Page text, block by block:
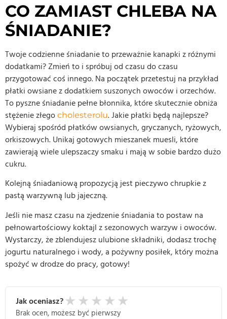
CO ZAMIAST CHLEBA NA
ŚNIADANIE?
Twoje codzienne śniadanie to przeważnie kanapki z różnymi
dodatkami? Zmień to i spróbuj od czasu do czasu
przygotować coś innego. Na początek przetestuj na przykład
płatki owsiane z dodatkiem suszonych owoców i orzechów.
To pyszne śniadanie pełne błonnika, które skutecznie obniża
stężenie złego cholesterolu. Jakie płatki będą najlepsze?
Wybieraj spośród płatków owsianych, gryczanych, ryżowych,
orkiszowych. Unikaj gotowych mieszanek muesli, które
zawierają wiele ulepszaczy smaku i mają w sobie bardzo dużo
cukru.
Kolejną śniadaniową propozycją jest pieczywo chrupkie z
pastą warzywną lub jajeczną.
Jeśli nie masz czasu na zjedzenie śniadania to postaw na
pełnowartościowy koktajl z sezonowych warzyw i owoców.
Wystarczy, że zblendujesz ulubione składniki, dodasz trochę
jogurtu naturalnego i wody, a pożywny posiłek, który można
spożyć w drodze do pracy, gotowy!
Jak oceniasz? ★ ★ ★ ★ ★
Brak ocen, możesz być pierwszy